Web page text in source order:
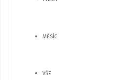
MĚSÍC
VŠE